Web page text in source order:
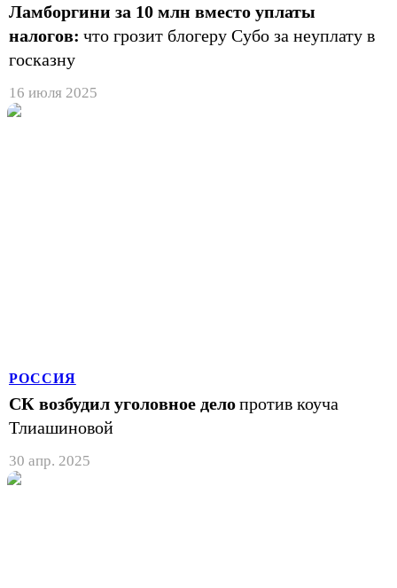
Ламборгини за 10 млн вместо уплаты
налогов: что грозит блогеру Субо за неуплату в
госказну
16 июля 2025
РОССИЯ
СК возбудил уголовное делопротив коуча
Тлиашиновой
30 апр. 2025